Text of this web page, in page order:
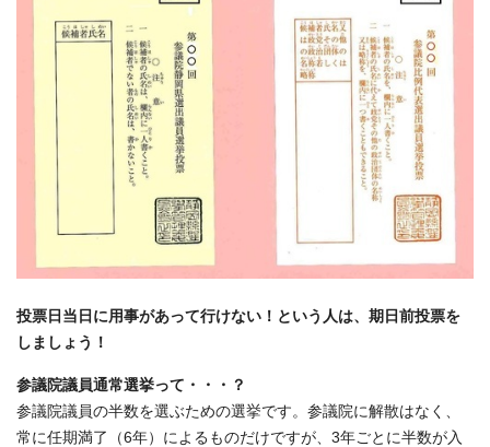
投票日当日に用事があって行けない！という人は、期日前投票を
しましょう！
参議院議員通常選挙って・・・？
参議院議員の半数を選ぶための選挙です。参議院に解散はなく、
常に任期満了（6年）によるものだけですが、3年ごとに半数が入